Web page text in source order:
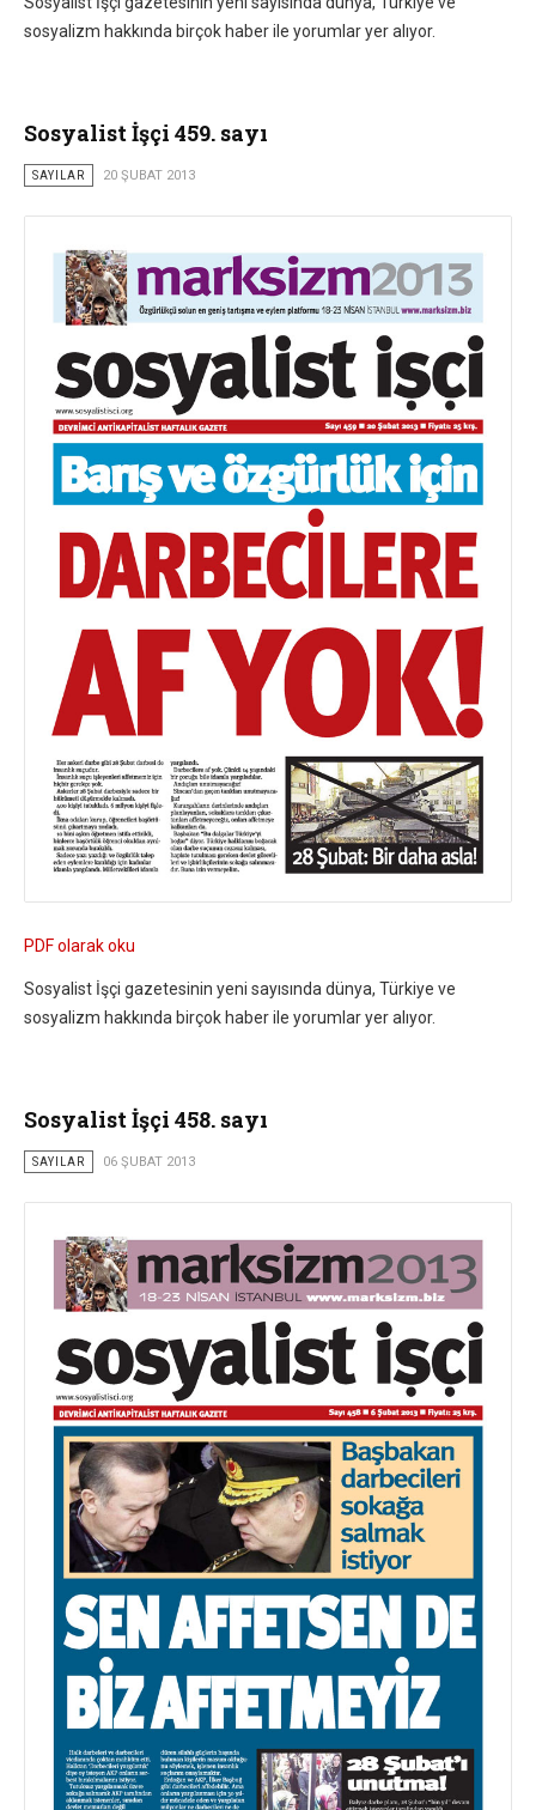
sosyalizm hakkında birçok haber ile yorumlar yer alıyor.
Sosyalist İşçi 459. sayı
SAYILAR 20 ŞUBAT 2013
PDF olarak oku
Sosyalist İşçi gazetesinin yeni sayısında dünya, Türkiye ve
sosyalizm hakkında birçok haber ile yorumlar yer alıyor.
Sosyalist İşçi 458. sayı
SAYILAR 06 ŞUBAT 2013